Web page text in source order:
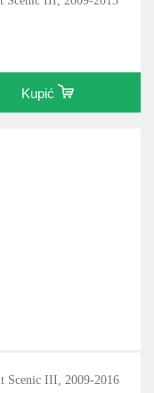
Kupić
Scenic III, 2009-2016